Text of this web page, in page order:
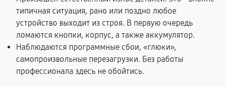
типичная ситуация, рано или поздно любое
устройство выходит из строя. В первую очередь
ломаются кнопки, корпус, а также аккумулятор.
Наблюдаются программные сбои, «глюки»,
самопроизвольные перезагрузки. Без работы
профессионала здесь не обойтись.